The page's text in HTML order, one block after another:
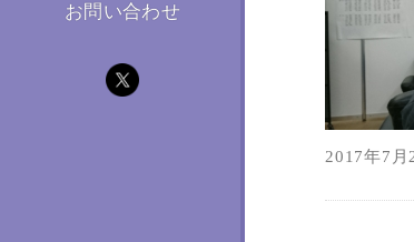
お問い合わせ
2017年7月